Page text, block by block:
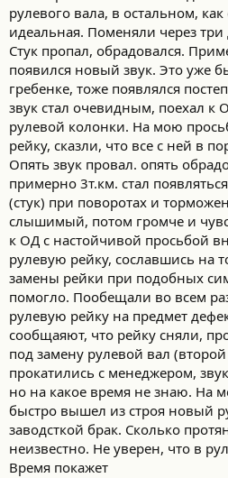
рулевого вала, в остальном,
идеальная. Поменяли через три
Стук пропал, обрадовался.
появился новый звук. Это уже
гребенке, тоже появлялся
звук стал очевидным, поехал к
рулевой колонки. На мою
рейку, сказли, что все с ней в
Опять звук провал. опять
примерно 3т.км. стал
(стук) при поворотах и
слышимый, потом громче и
к ОД с настойчивой просьбой
рулевую рейку, сославшись на
замены рейки при подобных
помогло. Пообещали во всем
рулевую рейку на предмет
сообщаяют, что рейку сняли,
под замену рулевой вал
прокатились с менеджером,
но на какое время не знаю. На
быстро вышел из строя новый
заводсткой брак. Сколько
неизвестно. Не уверен, что в
Время покажет